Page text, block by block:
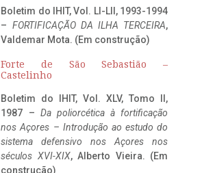
Boletim do IHIT, Vol. LI-LII, 1993-1994
– FORTIFICAÇÃO DA ILHA TERCEIRA,
Valdemar Mota. (Em construção)
Forte de São Sebastião –
Castelinho
Boletim do IHIT, Vol. XLV, Tomo II,
1987 – Da poliorcética à fortificação
nos Açores – Introdução ao estudo do
sistema defensivo nos Açores nos
séculos XVI-XIX, Alberto Vieira. (Em
construção)